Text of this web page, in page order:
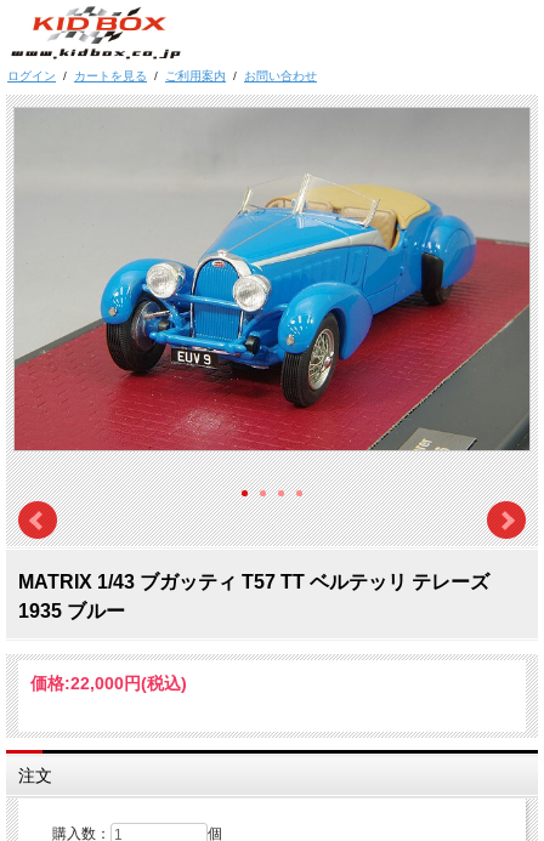
ログイン / カートを見る / ご利用案内 / お問い合わせ
MATRIX 1/43 ブガッティ T57 TT ベルテッリ テレーズ
1935 ブルー
価格:22,000円(税込)
注文
購入数： 個